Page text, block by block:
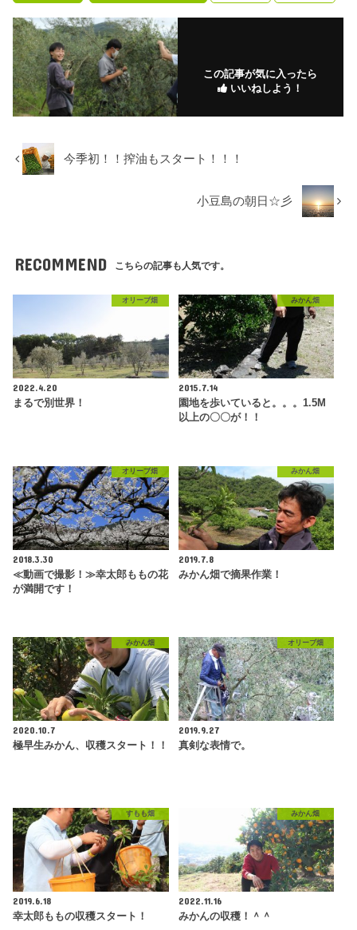
この記事が気に入ったら
いいねしよう！
今季初！！搾油もスタート！！！
小豆島の朝日☆彡
RECOMMEND こちらの記事も人気です。
オリーブ畑
2022.4.20
まるで別世界！
みかん畑
2015.7.14
園地を歩いていると。。。1.5M
以上の〇〇が！！
オリーブ畑
2018.3.30
≪動画で撮影！≫幸太郎ももの花
が満開です！
みかん畑
2019.7.8
みかん畑で摘果作業！
みかん畑
2020.10.7
極早生みかん、収穫スタート！！
オリーブ畑
2019.9.27
真剣な表情で。
すもも畑
2019.6.18
幸太郎ももの収穫スタート！
みかん畑
2022.11.16
みかんの収穫！＾＾